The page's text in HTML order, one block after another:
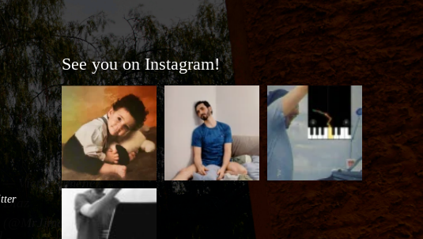
— Víctor Jiménez
Díaz
(@MrJimenezDiaz)
See you on Instagram!